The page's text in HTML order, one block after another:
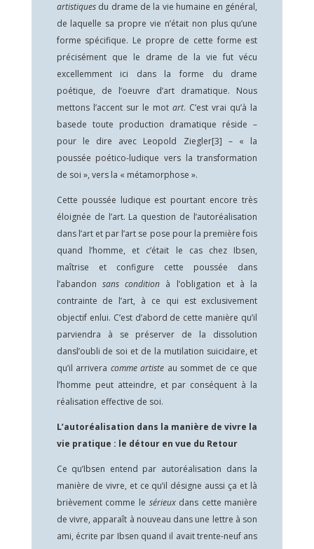
artistiques du drame de la vie humaine en général,
de laquelle sa propre vie n’était non plus qu’une
forme spécifique. Le propre de cette forme est
précisément que le drame de la vie fut vécu
excellemment ici dans la forme du drame
poétique, de l’oeuvre d’art dramatique. Nous
mettons l’accent sur le motart. C’est vrai qu’à la
basede toute production dramatique réside –
pour le dire avec Leopold Ziegler[3] – « la
poussée poético-ludique vers la transformation
de soi », vers la « métamorphose ».
Cette poussée ludique est pourtant encore très
éloignée de l’art. La question de l’autoréalisation
dans l’art et par l’art se pose pour la première fois
quand l’homme, et c’était le cas chez Ibsen,
maîtrise et configure cette poussée dans
l’abandon sans condition à l’obligation et à la
contrainte de l’art, à ce qui est exclusivement
objectif enlui. C’est d’abord de cette manière qu’il
parviendra à se préserver de la dissolution
dansl’oubli de soi et de la mutilation suicidaire, et
qu’il arrivera comme artiste au sommet de ce que
l’homme peut atteindre, et par conséquent à la
réalisation effective de soi.
L’autoréalisation dans la manière de vivre la
vie pratique : le détour en vue du Retour
Ce qu’Ibsen entend par autoréalisation dans la
manière de vivre, et ce qu’il désigne aussi ça et là
brièvement comme le sérieux dans cette manière
de vivre, apparaît à nouveau dans une lettre à son
ami, écrite par Ibsen quand il avait trente-neuf ans